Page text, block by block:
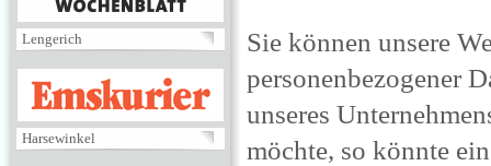
Lengerich
EMSKURIER
Harsewinkel
Sie können unsere
personenbezogener
unseres
möchte, so könnte